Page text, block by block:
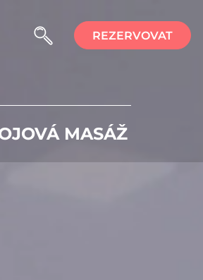
REZERVOVAT
MASÁŽ